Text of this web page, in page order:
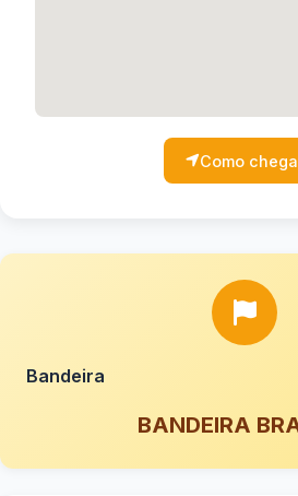
Como
Bandeira
BANDEIRA